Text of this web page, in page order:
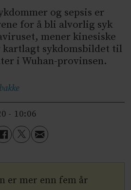
og sepsis er
for å bli alvorlig syk
mener kinesiske
kartlagt sykdomsbildet til
i Wuhan-provinsen.
- 10:06
er mer enn fem år